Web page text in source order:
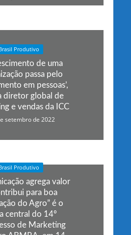
Produtivo
de uma
passa pelo
em pessoas’,
diretor global de
e vendas da ICC
setembro de 2022
Produtivo
agrega valor
para boa
do Agro” é o
central do 14º
de Marketing